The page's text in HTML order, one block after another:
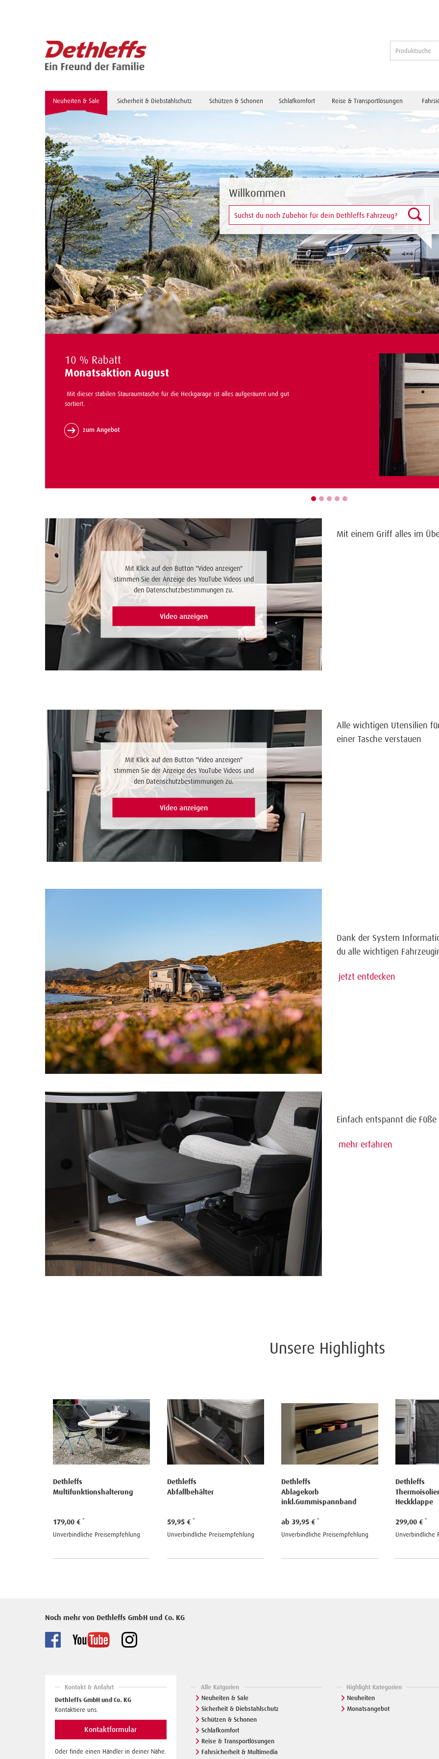
Neuheiten & Sale Sicherheit & Diebstahlschutz Schützen & Schonen Schlafkomfort Reise & Transportlösungen
Willkommen
10 % Rabatt
Monatsaktion August
Mit dieser stabilen Stauraumtasche für die Heckgarage ist alles aufgeräumt und gut
sortiert.
zum Angebot
Mit Klick auf den Button "Video anzeigen"
stimmen Sie der Anzeige des YouTube Videos und
den Datenschutzbestimmungen zu.
Video anzeigen
Mit einem Griff alles im
Mit Klick auf den Button "Video anzeigen"
stimmen Sie der Anzeige des YouTube Videos und
den Datenschutzbestimmungen zu.
Video anzeigen
Alle wichtigen Utensilien
einer Tasche verstauen
Dank der System
du alle wichtigen
jetzt entdecken
Einfach entspannt die
mehr erfahren
Unsere Highlights
Dethleffs
Abfallbehälter
59,95 €
Unverbindliche Preisempfehlung
Dethleffs
Ablagekorb
ab 39,95 €
Unverbindliche Preisempfehlung
Dethleffs
Thermoisolierung
Heckklappe
299,00 €
Unverbindliche Preisempfehlung
Dethleffs
Moskitonetz
Ducato
259,00 €
Unverbindliche
Noch mehr von Dethleffs GmbH und Co. KG
Kontakt & Anfahrt
Dethleffs GmbH und Co. KG
Kontaktiere uns.
Kontaktformular
Oder finde einen Händler in deiner Nähe.
Alle Katgorien
Neuheiten & Sale
Sicherheit & Diebstahlschutz
Schützen & Schonen
Schlafkomfort
Reise & Transportlösungen
Fahrsicherheit & Multimedia
Highlight Kategorien
Neuheiten
Monatsangebot